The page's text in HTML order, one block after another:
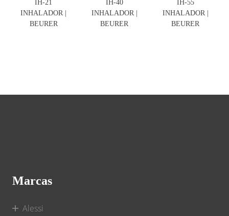
IH-21
INHALADOR |
BEURER
IH-40
INHALADOR |
BEURER
IH-55
INHALADOR |
BEURER
Marcas
Alessi